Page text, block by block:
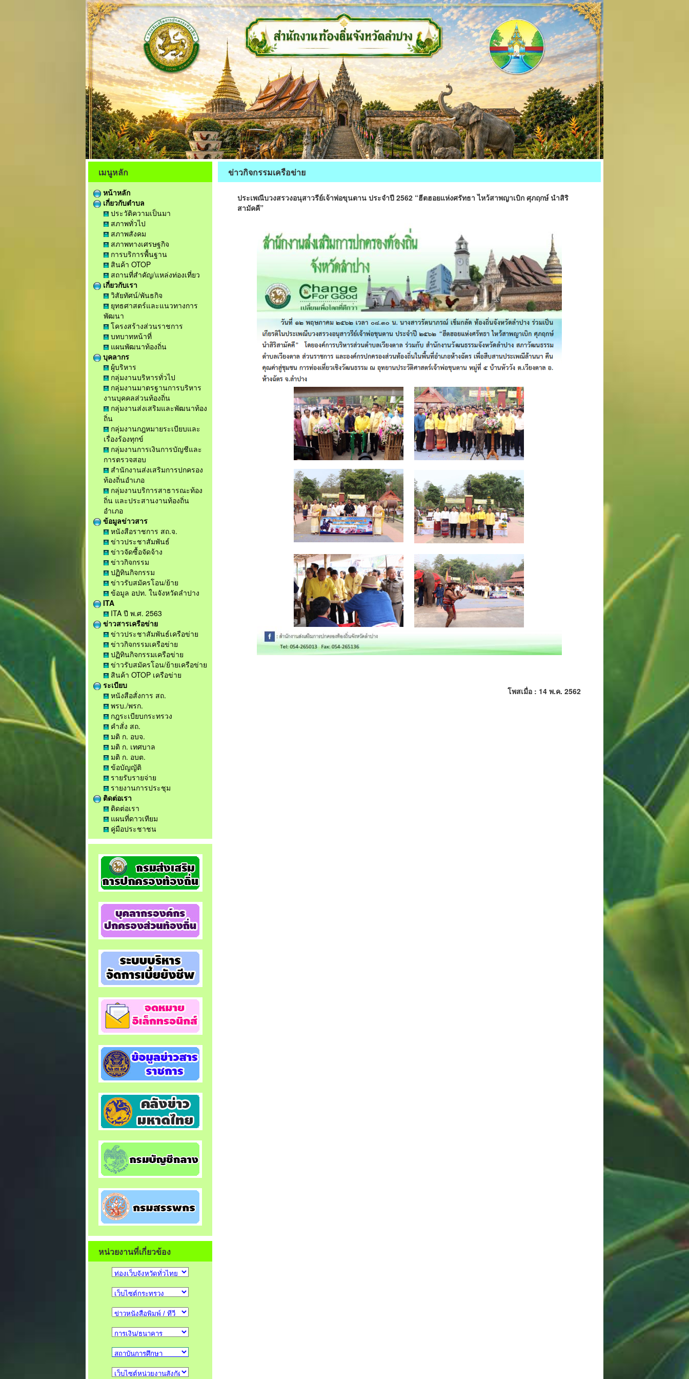
เมนูหลัก
หน้าหลัก
เกี่ยวกับตำบล
ประวัติความเป็นมา
สภาพทั่วไป
สภาพสังคม
สภาพทางเศรษฐกิจ
การบริการพื้นฐาน
สินค้า OTOP
สถานที่สำคัญ/แหล่งท่องเที่ยว
เกี่ยวกับเรา
วิสัยทัศน์/พันธกิจ
ยุทธศาสตร์และแนวทางการ
พัฒนา
โครงสร้างส่วนราชการ
บทบาทหน้าที่
แผนพัฒนาท้องถิ่น
บุคลากร
ผู้บริหาร
กลุ่มงานบริหารทั่วไป
กลุ่มงานมาตรฐานการบริหาร
งานบุคคลส่วนท้องถิ่น
กลุ่มงานส่งเสริมและพัฒนาท้อง
ถิ่น
กลุ่มงานกฎหมายระเบียบและ
เรื่องร้องทุกข์
กลุ่มงานการเงินการบัญชีและ
การตรวจสอบ
สำนักงานส่งเสริมการปกครอง
ท้องถิ่นอำเภอ
กลุ่มงานบริการสาธารณะท้อง
ถิ่น และประสานงานท้องถิ่น
อำเภอ
ข้อมูลข่าวสาร
หนังสือราชการ สถ.จ.
ข่าวประชาสัมพันธ์
ข่าวจัดซื้อจัดจ้าง
ข่าวกิจกรรม
ปฏิทินกิจกรรม
ข่าวรับสมัครโอน/ย้าย
ข้อมูล อปท. ในจังหวัดลำปาง
ITA
ITA ปี พ.ศ. 2563
ข่าวสารเครือข่าย
ข่าวประชาสัมพันธ์เครือข่าย
ข่าวกิจกรรมเครือข่าย
ปฏิทินกิจกรรมเครือข่าย
ข่าวรับสมัครโอน/ย้ายเครือข่าย
สินค้า OTOP เครือข่าย
ระเบียบ
หนังสือสั่งการ สถ.
พรบ./พรก.
กฎระเบียบกระทรวง
คำสั่ง สถ.
มติ ก. อบจ.
มติ ก. เทศบาล
มติ ก. อบต.
ข้อบัญญัติ
รายรับรายจ่าย
รายงานการประชุม
ติดต่อเรา
ติดต่อเรา
แผนที่ดาวเทียม
คู่มือประชาชน
หน่วยงานที่เกี่ยวข้อง
ข่าวกิจกรรมเครือข่าย
ประเพณีบวงสรวงอนุสาวรีย์เจ้าพ่อขุนตาน ประจำปี 2562 “ฮีตฮอยแห่งศรัทธา ไหว้สาพญาเบิก ศุภฤกษ์ นำสิริ
สามัคคี”
โพสเมื่อ : 14 พ.ค. 2562